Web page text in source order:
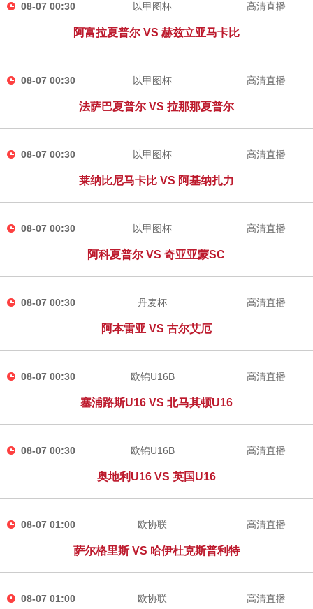
08-07 00:30 以甲图杯
阿富拉夏普尔 VS 赫兹立亚马卡比
高清直播
08-07 00:30 以甲图杯
法萨巴夏普尔 VS 拉那那夏普尔
高清直播
08-07 00:30 以甲图杯
莱纳比尼马卡比 VS 阿基纳扎力
高清直播
08-07 00:30 以甲图杯
阿科夏普尔 VS 奇亚亚蒙SC
高清直播
08-07 00:30 丹麦杯
阿本雷亚 VS 古尔艾厄
高清直播
08-07 00:30 欧锦U16B
塞浦路斯U16 VS 北马其顿U16
高清直播
08-07 00:30 欧锦U16B
奥地利U16 VS 英国U16
高清直播
08-07 01:00 欧协联
萨尔格里斯 VS 哈伊杜克斯普利特
高清直播
08-07 01:00 欧协联 高清直播